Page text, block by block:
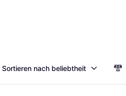
Sortieren nach beliebtheit